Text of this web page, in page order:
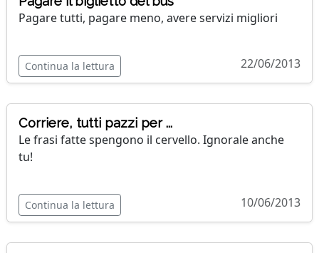
Pagare tutti, pagare meno, avere servizi migliori
Continua la lettura 22/06/2013
Corriere, tutti pazzi per ...
Le frasi fatte spengono il cervello. Ignorale anche
tu!
Continua la lettura 10/06/2013